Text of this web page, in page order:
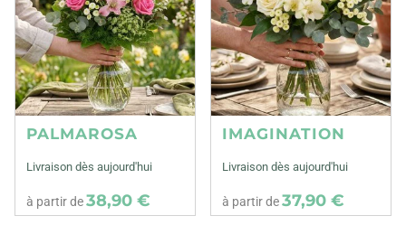
PALMAROSA
Livraison dès aujourd'hui
à partir de38,90 €
IMAGINATION
Livraison dès aujourd'hui
à partir de37,90 €